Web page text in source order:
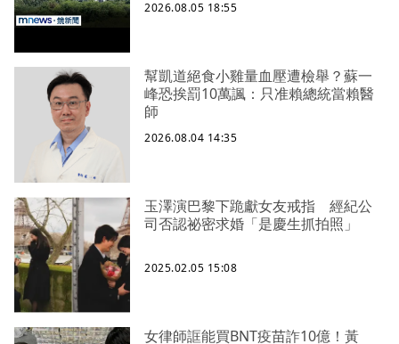
2026.08.05 18:55
幫凱道絕食小雞量血壓遭檢舉？蘇一
峰恐挨罰10萬諷：只准賴總統當賴醫
師
2026.08.04 14:35
玉澤演巴黎下跪獻女友戒指 經紀公
司否認祕密求婚「是慶生抓拍照」
2025.02.05 15:08
女律師誆能買BNT疫苗詐10億！黃